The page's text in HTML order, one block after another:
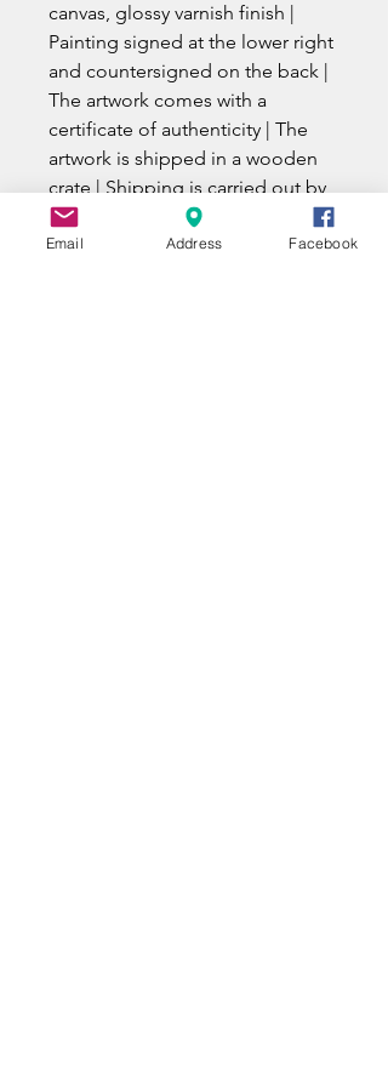
canvas, glossy varnish finish |
Painting signed at the lower right
and countersigned on the back |
The artwork comes with a
certificate of authenticity | The
artwork is shipped in a wooden
crate | Shipping is carried out by
a specialized carrier with
insurance and tracking number.
Email Address Facebook